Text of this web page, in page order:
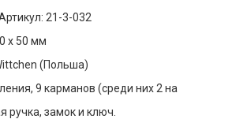
21-3-032
x 50 мм
(Польша)
9 карманов (среди них 2 на
ручка, замок и ключ.